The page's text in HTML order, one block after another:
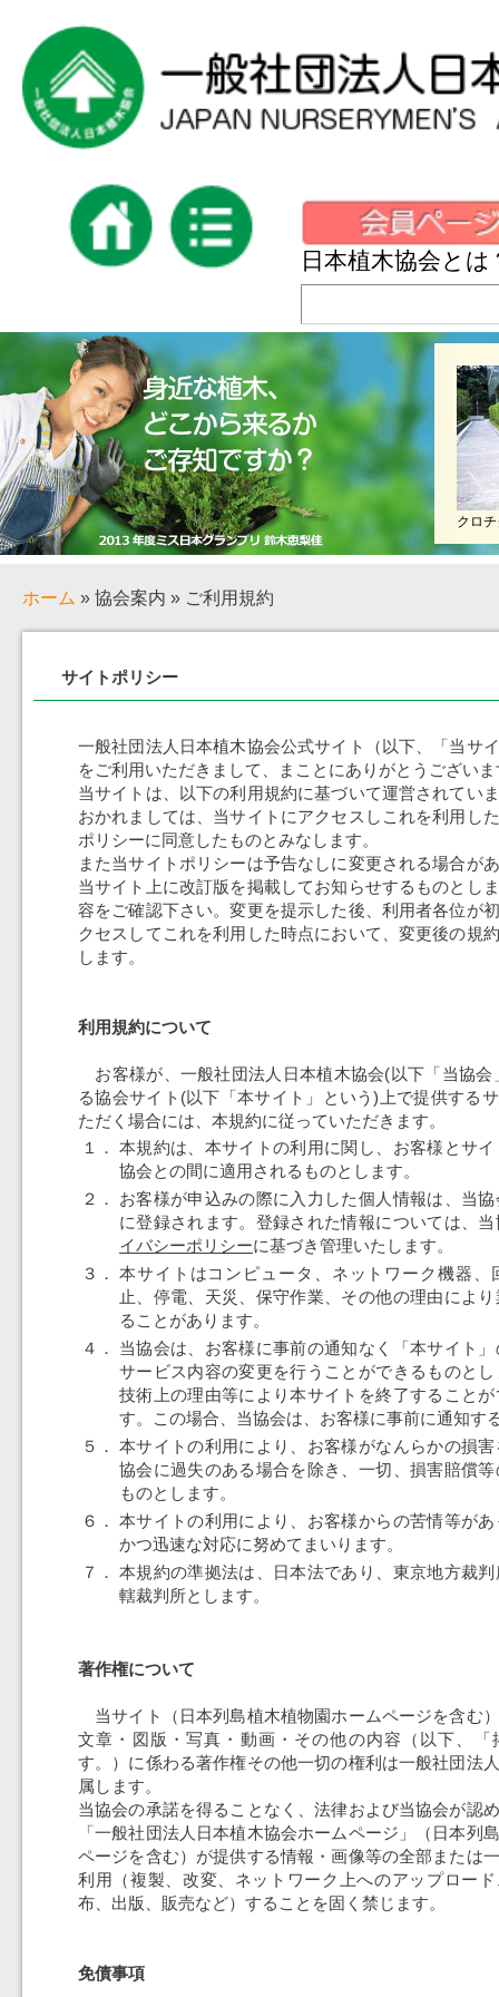
日本植木協会とは
クロ
ホーム » 協会案内 » ご利用規約
サイトポリシー
一般社団法人日本植木協会公式サイト（以下、「当サ
をご利用いただきまして、まことにありがとうござい
当サイトは、以下の利用規約に基づいて運営されてい
おかれましては、当サイトにアクセスしこれを利用し
ポリシーに同意したものとみなします。
また当サイトポリシーは予告なしに変更される場合が
当サイト上に改訂版を掲載してお知らせするものとし
容をご確認下さい。変更を提示した後、利用者各位が
クセスしてこれを利用した時点において、変更後の規
します。
利用規約について
お客様が、一般社団法人日本植木協会(以下「当協会
る協会サイト(以下「本サイト」という)上で提供する
ただく場合には、本規約に従っていただきます。
１． 本規約は、本サイトの利用に関し、お客様とサ
協会との間に適用されるものとします。
２．
お客様が申込みの際に入力した個人情報は、当
に登録されます。登録された情報については、
イバシーポリシーに基づき管理いたします。
３． 本サイトはコンピュータ、ネットワーク機器、
止、停電、天災、保守作業、その他の理由によ
ることがあります。
４．
当協会は、お客様に事前の通知なく「本サイト
サービス内容の変更を行うことができるものと
技術上の理由等により本サイトを終了すること
す。この場合、当協会は、お客様に事前に通知す
５． 本サイトの利用により、お客様がなんらかの損
協会に過失のある場合を除き、一切、損害賠償
ものとします。
６． 本サイトの利用により、お客様からの苦情等が
かつ迅速な対応に努めてまいります。
７． 本規約の準拠法は、日本法であり、東京地方裁
轄裁判所とします。
著作権について
当サイト（日本列島植木植物園ホームページを含む
文章・図版・写真・動画・その他の内容（以下、「
す。）に係わる著作権その他一切の権利は一般社団法
属します。
当協会の承諾を得ることなく、法律および当協会が認
「一般社団法人日本植木協会ホームページ」（日本列
ページを含む）が提供する情報・画像等の全部または
利用（複製、改変、ネットワーク上へのアップロー
布、出版、販売など）することを固く禁じます。
免債事項